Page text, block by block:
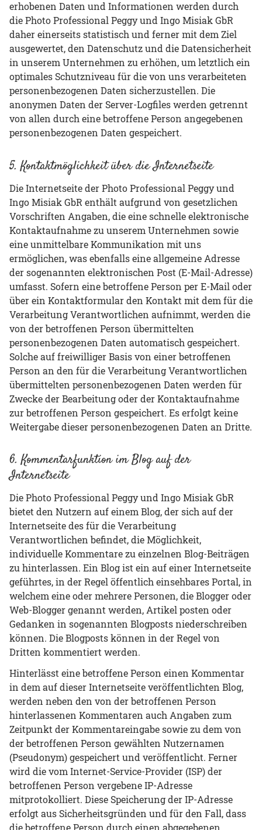
erhobenen Daten und Informationen werden durch
die Photo Professional Peggy und Ingo Misiak GbR
daher einerseits statistisch und ferner mit dem Ziel
ausgewertet, den Datenschutz und die Datensicherheit
in unserem Unternehmen zu erhöhen, um letztlich ein
optimales Schutzniveau für die von uns verarbeiteten
personenbezogenen Daten sicherzustellen. Die
anonymen Daten der Server-Logfiles werden getrennt
von allen durch eine betroffene Person angegebenen
personenbezogenen Daten gespeichert.
5. Kontaktmöglichkeit über die Internetseite
Die Internetseite der Photo Professional Peggy und
Ingo Misiak GbR enthält aufgrund von gesetzlichen
Vorschriften Angaben, die eine schnelle elektronische
Kontaktaufnahme zu unserem Unternehmen sowie
eine unmittelbare Kommunikation mit uns
ermöglichen, was ebenfalls eine allgemeine Adresse
der sogenannten elektronischen Post (E-Mail-Adresse)
umfasst. Sofern eine betroffene Person per E-Mail oder
über ein Kontaktformular den Kontakt mit dem für die
Verarbeitung Verantwortlichen aufnimmt, werden die
von der betroffenen Person übermittelten
personenbezogenen Daten automatisch gespeichert.
Solche auf freiwilliger Basis von einer betroffenen
Person an den für die Verarbeitung Verantwortlichen
übermittelten personenbezogenen Daten werden für
Zwecke der Bearbeitung oder der Kontaktaufnahme
zur betroffenen Person gespeichert. Es erfolgt keine
Weitergabe dieser personenbezogenen Daten an Dritte.
6. Kommentarfunktion im Blog auf der
Internetseite
Die Photo Professional Peggy und Ingo Misiak GbR
bietet den Nutzern auf einem Blog, der sich auf der
Internetseite des für die Verarbeitung
Verantwortlichen befindet, die Möglichkeit,
individuelle Kommentare zu einzelnen Blog-Beiträgen
zu hinterlassen. Ein Blog ist ein auf einer Internetseite
geführtes, in der Regel öffentlich einsehbares Portal, in
welchem eine oder mehrere Personen, die Blogger oder
Web-Blogger genannt werden, Artikel posten oder
Gedanken in sogenannten Blogposts niederschreiben
können. Die Blogposts können in der Regel von
Dritten kommentiert werden.
Hinterlässt eine betroffene Person einen Kommentar
in dem auf dieser Internetseite veröffentlichten Blog,
werden neben den von der betroffenen Person
hinterlassenen Kommentaren auch Angaben zum
Zeitpunkt der Kommentareingabe sowie zu dem von
der betroffenen Person gewählten Nutzernamen
(Pseudonym) gespeichert und veröffentlicht. Ferner
wird die vom Internet-Service-Provider (ISP) der
betroffenen Person vergebene IP-Adresse
mitprotokolliert. Diese Speicherung der IP-Adresse
erfolgt aus Sicherheitsgründen und für den Fall, dass